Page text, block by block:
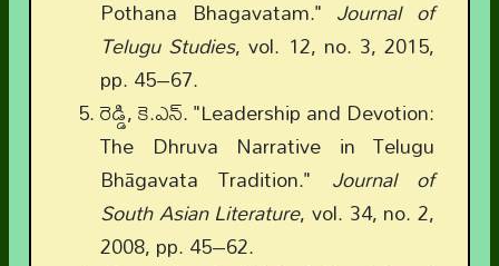
Pothana Bhagavatam." Journal of
Telugu Studies, vol. 12, no. 3, 2015,
pp. 45–67.
రెడ్డి, కె.ఎన్. "Leadership and Devotion:
The Dhruva Narrative in Telugu
Bhāgavata Tradition." Journal of
South Asian Literature, vol. 34, no. 2,
2008, pp. 45–62.